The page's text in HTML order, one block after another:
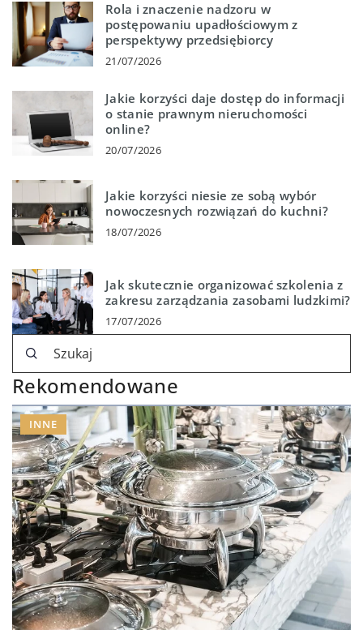
Rola i znaczenie nadzoru w
postępowaniu upadłościowym z
perspektywy przedsiębiorcy
21/07/2026
Jakie korzyści daje dostęp do informacji
o stanie prawnym nieruchomości
online?
20/07/2026
Jakie korzyści niesie ze sobą wybór
nowoczesnych rozwiązań do kuchni?
18/07/2026
Jak skutecznie organizować szkolenia z
zakresu zarządzania zasobami ludzkimi?
17/07/2026
Rekomendowane
INNE